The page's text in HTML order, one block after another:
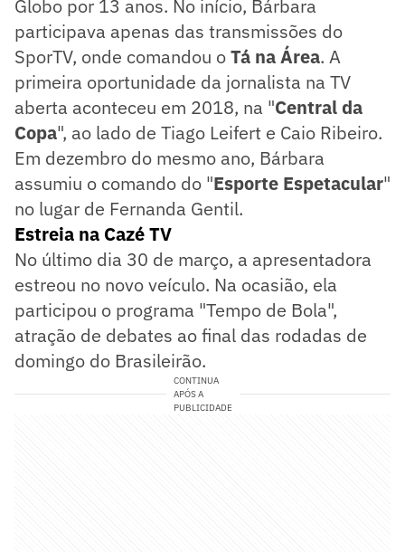
Globo por 13 anos. No início, Bárbara
participava apenas das transmissões do
SporTV, onde comandou oTá na Área. A
primeira oportunidade da jornalista na TV
aberta aconteceu em 2018, na "Central da
Copa", ao lado de Tiago Leifert e Caio Ribeiro.
Em dezembro do mesmo ano, Bárbara
assumiu o comando do "Esporte Espetacular"
no lugar de Fernanda Gentil.
Estreia na Cazé TV
No último dia 30 de março, a apresentadora
estreou no novo veículo. Na ocasião, ela
participou o programa "Tempo de Bola",
atração de debates ao final das rodadas de
domingo do Brasileirão.
CONTINUA
APÓS A
PUBLICIDADE